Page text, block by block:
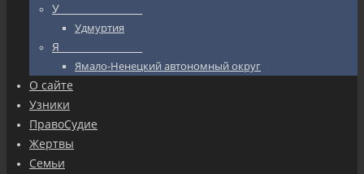
У_________________
Удмуртия
Я_________________
Ямало-Ненецкий автономный округ
О сайте
Узники
ПравоСудие
Жертвы
Семьи